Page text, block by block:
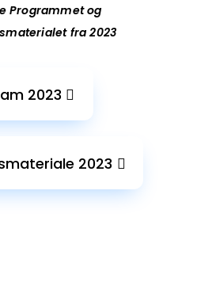
Programmet og
fra 2023
2023
2023